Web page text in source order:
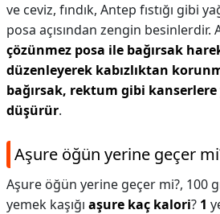
ve ceviz, fındık, Antep fıstığı gibi
posa açısından zengin besinlerdir.
çözünmez posa ile bağırsak
düzenleyerek kabızlıktan
bağırsak, rektum gibi
düşürür.
Aşure öğün yerine geçer
Aşure öğün yerine geçer mi?, 100
yemek kaşığı aşure kaç kalori? 1